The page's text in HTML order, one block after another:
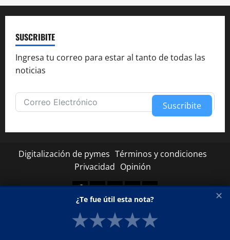
SUSCRIBITE
Ingresa tu correo para estar al tanto de todas las
noticias
Suscribite
Digitalización de pymes Términos y condiciones
Privacidad Opinión
Facebook
TwitterLinkedinYoutubeInstagram
Copyright © Todos los derechos reservados.
MoreNews
por AF themes.
✕
¿Te fue útil esta nota?
★★★★★